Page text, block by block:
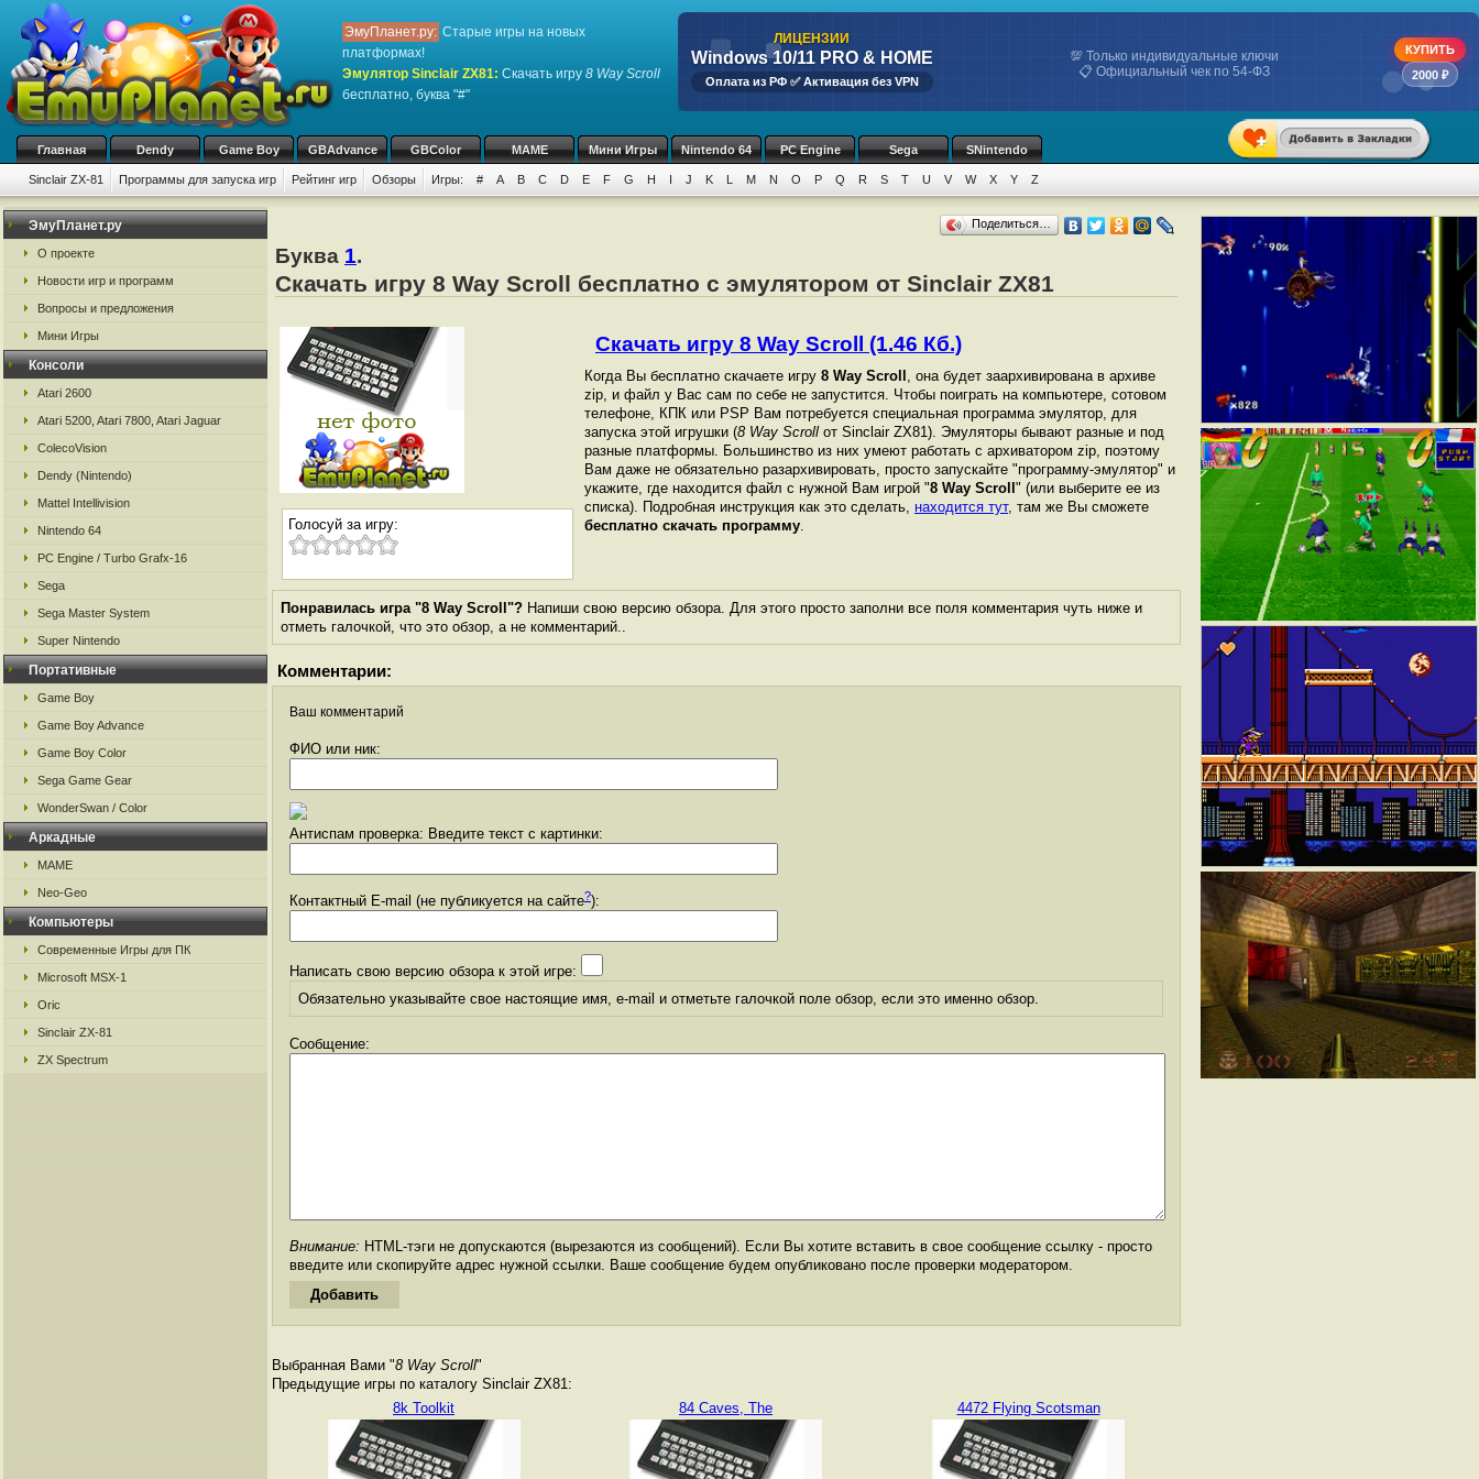
ЭмуПланет.ру: Старые игры на новых
платформах!
Эмулятор Sinclair ZX81: Скачать игру 8 Way Scroll
бесплатно, буква "#"
ЛИЦЕНЗИИ
Windows 10/11 PRO & HOME
Оплата из РФ ✅ Активация без VPN
💯 Только индивидуальные ключи
📋 Официальный чек по 54-ФЗ
КУПИТЬ
2000 ₽
Главная Dendy Game Boy GBAdvance GBColor MAME Мини Игры Nintendo 64 PC Engine Sega SNintendo
Sinclair ZX-81 Программы для запуска игр Рейтинг игр Обзоры Игры: # A B C D E F G H I J K L M N O P Q R S T U V W X Y Z
ЭмуПланет.ру
О проекте
Новости игр и программ
Вопросы и предложения
Мини Игры
Консоли
Atari 2600
Atari 5200, Atari 7800, Atari Jaguar
ColecoVision
Dendy (Nintendo)
Mattel Intellivision
Nintendo 64
PC Engine / Turbo Grafx-16
Sega
Sega Master System
Super Nintendo
Портативные
Game Boy
Game Boy Advance
Game Boy Color
Sega Game Gear
WonderSwan / Color
Аркадные
MAME
Neo-Geo
Компьютеры
Современные Игры для ПК
Microsoft MSX-1
Oric
Sinclair ZX-81
ZX Spectrum
Поделиться…
Буква 1.
Скачать игру 8 Way Scroll бесплатно с эмулятором от Sinclair ZX81
Голосуй за игру:
Скачать игру 8 Way Scroll (1.46 Кб.)
Когда Вы бесплатно скачаете игру 8 Way Scroll , она будет заархивирована в архиве
zip, и файл у Вас сам по себе не запустится. Чтобы поиграть на компьютере, сотовом
телефоне, КПК или PSP Вам потребуется специальная программа эмулятор, для
запуска этой игрушки (8 Way Scroll от Sinclair ZX81). Эмуляторы бывают разные и под
разные платформы. Большинство из них умеют работать с архиватором zip, поэтому
Вам даже не обязательно разархивировать, просто запускайте "программу-эмулятор" и
укажите, где находится файл с нужной Вам игрой "8 Way Scroll " (или выберите ее из
списка). Подробная инструкция как это сделать, находится тут, там же Вы сможете
бесплатно скачать программу.
Понравилась игра "8 Way Scroll"? Напиши свою версию обзора. Для этого просто заполни все поля комментария чуть ниже и
отметь галочкой, что это обзор, а не комментарий..
Комментарии:
Ваш комментарий
ФИО или ник:
Антиспам проверка: Введите текст с картинки:
Контактный E-mail (не публикуется на сайте?):
Написать свою версию обзора к этой игре:
Обязательно указывайте свое настоящие имя, e-mail и отметьте галочкой поле обзор, если это именно обзор.
Сообщение:
Внимание: HTML-тэги не допускаются (вырезаются из сообщений). Если Вы хотите вставить в свое сообщение ссылку - просто
введите или скопируйте адрес нужной ссылки. Ваше сообщение будем опубликовано после проверки модератором.
Выбранная Вами "8 Way Scroll"
Предыдущие игры по каталогу Sinclair ZX81:
8k Toolkit
84 Caves, The 4472 Flying Scotsman